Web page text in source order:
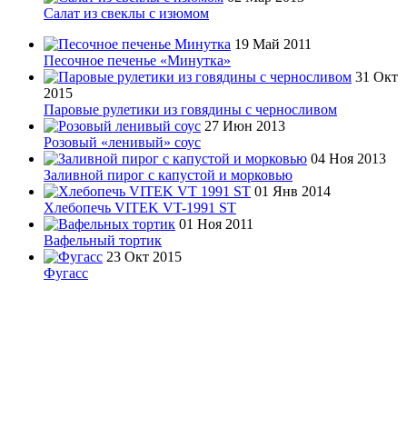
Салат из свеклы с изюмом
19 Май 2011
Песочное печенье «Минутка»
31 Окт
2015
Паровые рулетики из говядины с черносливом
27 Июн 2013
Розовый «ленивый» соус
04 Ноя 2013
Заливной пирог с капустой и морковью
01 Янв 2014
Хлебопечь VITEK VT-1991 ST
01 Ноя 2011
Вафельный тортик
23 Окт 2015
Фугасс